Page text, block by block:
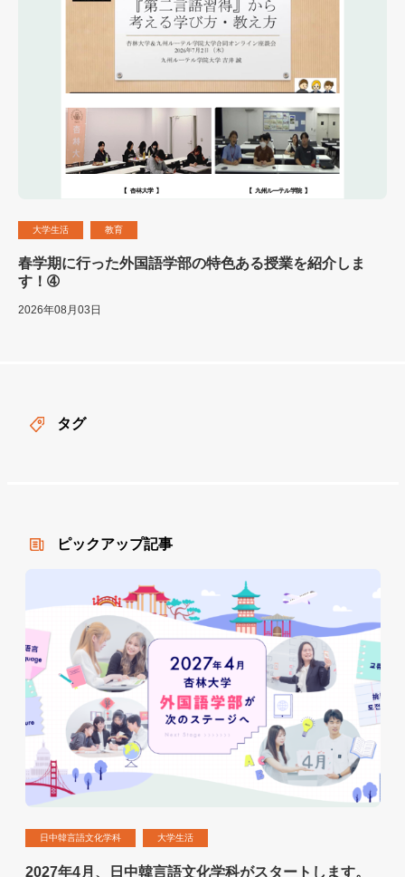
大学生活 教育
春学期に行った外国語学部の特色ある授業を紹介しま
す！➃
2026年08月03日
タグ
ピックアップ記事
日中韓言語文化学科 大学生活
2027年4月、日中韓言語文化学科がスタートします。